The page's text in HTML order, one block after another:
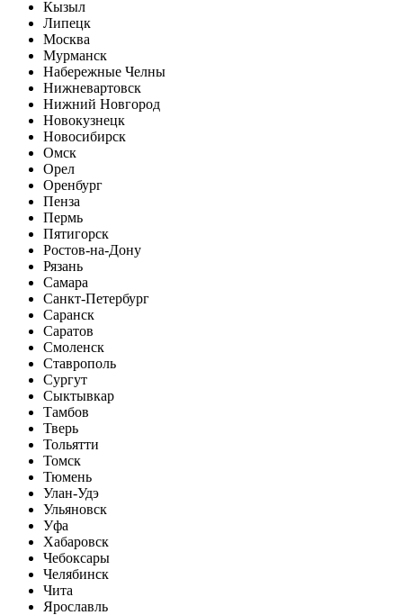
Кызыл
Липецк
Москва
Мурманск
Набережные Челны
Нижневартовск
Нижний Новгород
Новокузнецк
Новосибирск
Омск
Орел
Оренбург
Пенза
Пермь
Пятигорск
Ростов-на-Дону
Рязань
Самара
Санкт-Петербург
Саранск
Саратов
Смоленск
Ставрополь
Сургут
Сыктывкар
Тамбов
Тверь
Тольятти
Томск
Тюмень
Улан-Удэ
Ульяновск
Уфа
Хабаровск
Чебоксары
Челябинск
Чита
Ярославль